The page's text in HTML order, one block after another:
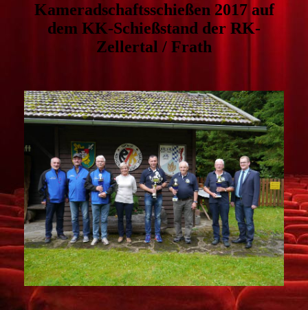
Kameradschaftsschießen 2017 auf
dem KK-Schießstand der RK-
Zellertal / Frath